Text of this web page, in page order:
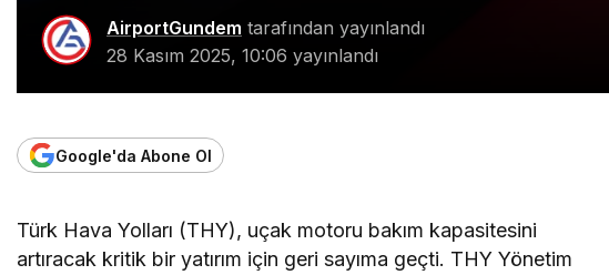
AirportGundem tarafından yayınlandı
28 Kasım 2025, 10:06 yayınlandı
Google'da Abone Ol
Türk Hava Yolları (THY), uçak motoru bakım kapasitesini
artıracak kritik bir yatırım için geri sayıma geçti. THY Yönetim